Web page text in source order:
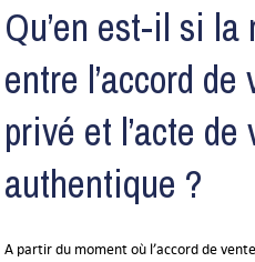
Qu’en est-il si la
entre l’accord
privé et l’acte de
authentique ?
A partir du moment où l’accord de